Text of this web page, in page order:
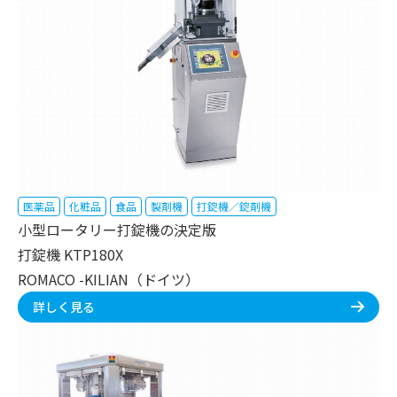
医薬品 化粧品 食品 製剤機 打錠機／錠剤機
小型ロータリー打錠機の決定版
打錠機 KTP180X
ROMACO -KILIAN（ドイツ）
詳しく見る